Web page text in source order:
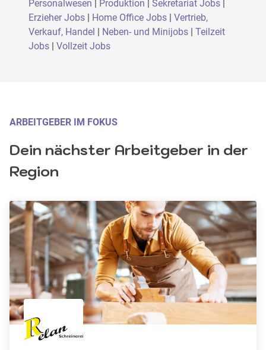
Personalwesen | Produktion | Sekretariat Jobs |
Erzieher Jobs | Home Office Jobs | Vertrieb,
Verkauf, Handel | Neben- und Minijobs | Teilzeit
Jobs | Vollzeit Jobs
ARBEITGEBER IM FOKUS
Dein nächster Arbeitgeber in der
Region